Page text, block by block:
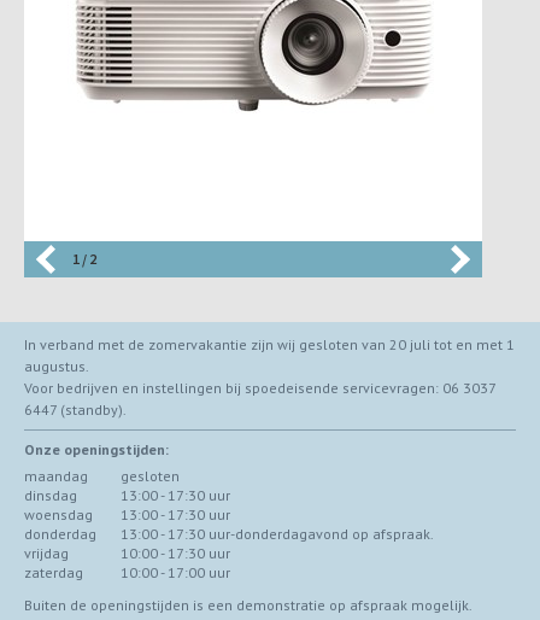
1 / 2
In verband met de zomervakantie zijn wij gesloten van 20 juli tot en met 1
augustus.
Voor bedrijven en instellingen bij spoedeisende servicevragen: 06 3037
6447 (standby).
Onze openingstijden:
maandag
gesloten
dinsdag
13:00 - 17:30 uur
woensdag
13:00 - 17:30 uur
donderdag
13:00 - 17:30 uur-donderdagavond op afspraak.
vrijdag
10:00 - 17:30 uur
zaterdag
10:00 - 17:00 uur
Buiten de openingstijden is een demonstratie op afspraak mogelijk.